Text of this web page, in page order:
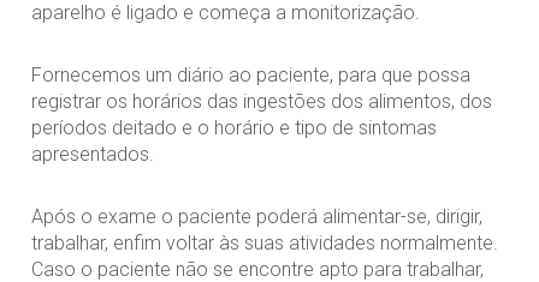
aparelho é ligado e começa a monitorização.
Fornecemos um diário ao paciente, para que possa
registrar os horários das ingestões dos alimentos, dos
períodos deitado e o horário e tipo de sintomas
apresentados.
Após o exame o paciente poderá alimentar-se, dirigir,
trabalhar, enfim voltar às suas atividades normalmente.
Caso o paciente não se encontre apto para trabalhar,